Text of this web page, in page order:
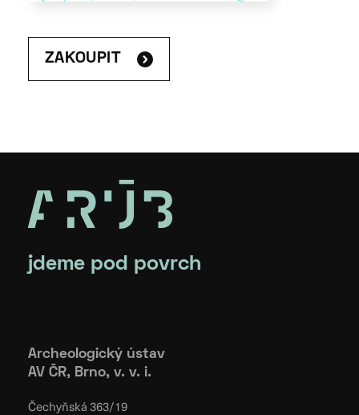
ZAKOUPIT
jdeme pod povrch
Archeologický ústav
AV ČR, Brno, v. v. i.
Čechyňská 363/19